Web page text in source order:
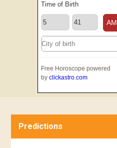
Time of Birth
AM
Free Horoscope powered
by clickastro.com
Predictions